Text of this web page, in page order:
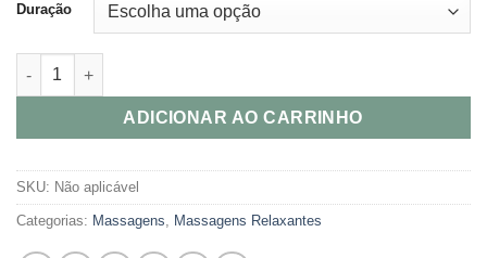
through
Duração
Massagem Integrativa quantidade
ADICIONAR AO CARRINHO
SKU: Não aplicável
Categorias: Massagens, Massagens Relaxantes